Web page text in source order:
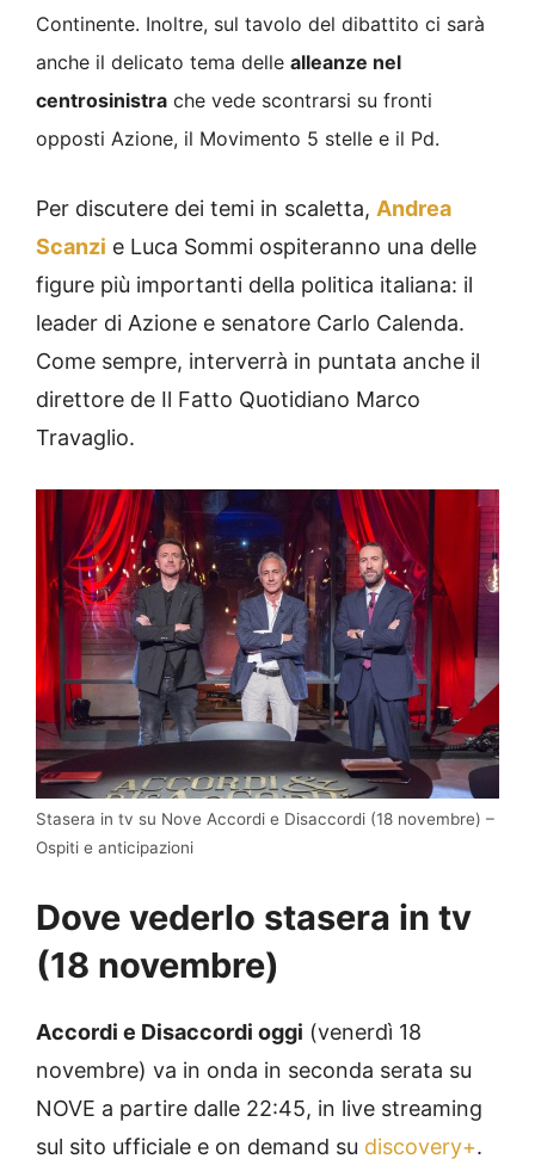
Continente. Inoltre, sul tavolo del dibattito ci sarà
anche il delicato tema delle alleanze nel
centrosinistra che vede scontrarsi su fronti
opposti Azione, il Movimento 5 stelle e il Pd.
Per discutere dei temi in scaletta, Andrea
Scanzi e Luca Sommi ospiteranno una delle
figure più importanti della politica italiana: il
leader di Azione e senatore Carlo Calenda.
Come sempre, interverrà in puntata anche il
direttore de Il Fatto Quotidiano Marco
Travaglio.
Stasera in tv su Nove Accordi e Disaccordi (18 novembre) –
Ospiti e anticipazioni
Dove vederlo stasera in tv
(18 novembre)
Accordi e Disaccordi oggi (venerdì 18
novembre) va in onda in seconda serata su
NOVE a partire dalle 22:45, in live streaming
sul sito ufficiale e on demand su discovery+.